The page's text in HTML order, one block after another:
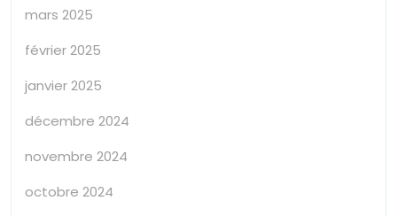
mars 2025
février 2025
janvier 2025
décembre 2024
novembre 2024
octobre 2024